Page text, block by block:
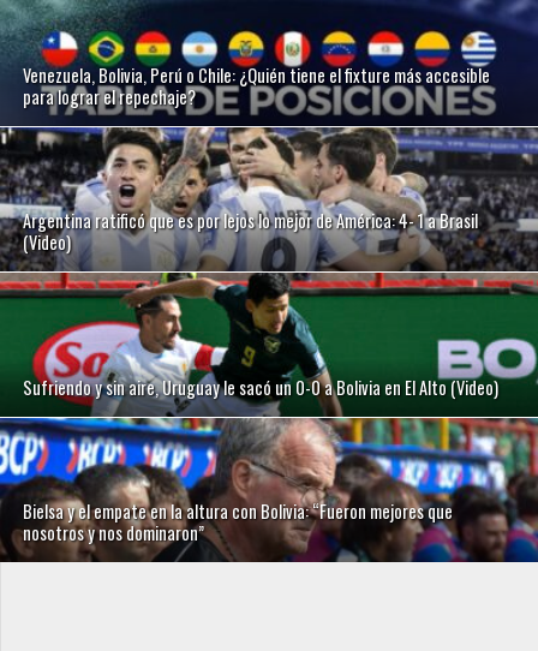
Venezuela, Bolivia, Perú o Chile: ¿Quién tiene el fixture más accesible
para lograr el repechaje?
Argentina ratificó que es por lejos lo mejor de América: 4- 1 a Brasil
(Video)
Sufriendo y sin aire, Uruguay le sacó un 0-0 a Bolivia en El Alto (Video)
Bielsa y el empate en la altura con Bolivia: “Fueron mejores que
nosotros y nos dominaron”